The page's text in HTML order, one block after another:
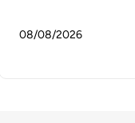
08/08/2026